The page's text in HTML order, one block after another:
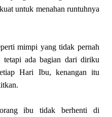
untuk menahan runtuhnya
mimpi yang tidak pernah
tetapi ada bagian dari diriku
Hari Ibu, kenangan itu
ibu tidak berhenti di